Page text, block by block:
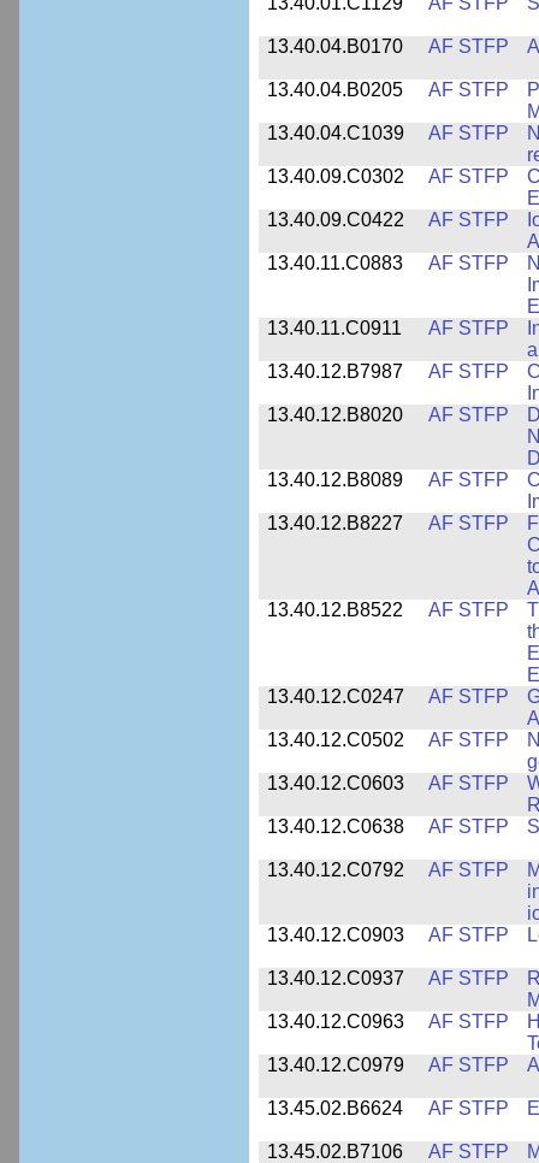
13.40.04.B0170 AF STFP
13.40.04.B0205 AF STFP
13.40.04.C1039
AF STFP
13.40.09.C0302
AF STFP
13.40.09.C0422
AF STFP
13.40.11.C0883
AF STFP
13.40.11.C0911
AF STFP
13.40.12.B7987
AF STFP
13.40.12.B8020
AF STFP
13.40.12.B8089
AF STFP
13.40.12.B8227
AF STFP
13.40.12.B8522
AF STFP
13.40.12.C0247
AF STFP
13.40.12.C0502
AF STFP
13.40.12.C0603
AF STFP
13.40.12.C0638
AF STFP
13.40.12.C0792 AF STFP
13.40.12.C0903
AF STFP
13.40.12.C0937 AF STFP
13.40.12.C0963
AF STFP
13.40.12.C0979
AF STFP
13.45.02.B6624 AF STFP
13.45.02.B7106 AF STFP